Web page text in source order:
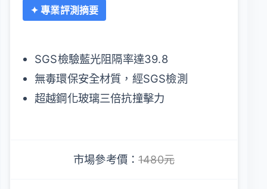
✦ 專業評測摘要
SGS檢驗藍光阻隔率達39.8
無毒環保安全材質，經SGS檢測
超越鋼化玻璃三倍抗撞擊力
市場參考價：1480元